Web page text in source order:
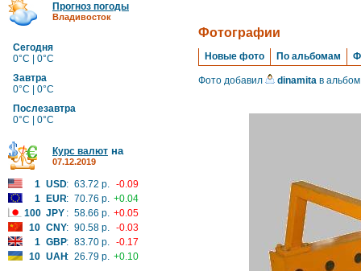
Прогноз погоды
Владивосток
Сегодня
0°C | 0°C
Завтра
0°C | 0°C
Послезавтра
0°C | 0°C
Курс валют на
07.12.2019
1 USD: 63.72 р. -0.09
1
EUR: 70.76 р. +0.04
100 JPY : 58.66 р. +0.05
10 CNY: 90.58 р. -0.03
1 GBP: 83.70 р. -0.17
10 UAH: 26.79 р. +0.10
Фотографии
Новые фото По альбомам
Фото добавил dinamita в